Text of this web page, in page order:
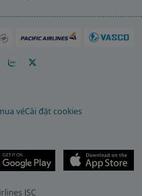
véCài đặt cookies
JSC